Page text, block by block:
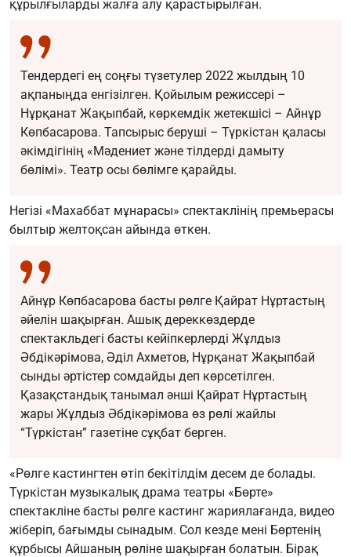
құрылғыларды жалға алу қарастырылған.
Тендердегі ең соңғы түзетулер 2022 жылдың 10
ақпаныңда енгізілген. Қойылым режиссері –
Нұрқанат Жақыпбай, көркемдік жетекшісі – Айнұр
Көпбасарова. Тапсырыс беруші – Түркістан қаласы
әкімдігінің «Мәдениет және тілдерді дамыту
бөлімі». Театр осы бөлімге қарайды.
Негізі «Махаббат мұнарасы» спектаклінің премьерасы
былтыр желтоқсан айында өткен.
Айнұр Көпбасарова басты рөлге Қайрат Нұртастың
әйелін шақырған. Ашық дереккөздерде
спектакльдегі басты кейіпкерлерді Жұлдыз
Әбдікәрімова, Әділ Ахметов, Нұрқанат Жақыпбай
сынды әртістер сомдайды деп көрсетілген.
Қазақстандық танымал әнші Қайрат Нұртастың
жары Жұлдыз Әбдікәрімова өз рөлі жайлы
“Түркістан” газетіне сұқбат берген.
«Рөлге кастингтен өтіп бекітілдім десем де болады.
Түркістан музыкалық драма театры «Бөрте»
спектакліне басты рөлге кастинг жариялағанда, видео
жіберіп, бағымды сынадым. Сол кезде мені Бөртенің
құрбысы Айшаның рөліне шақырған болатын. Бірақ